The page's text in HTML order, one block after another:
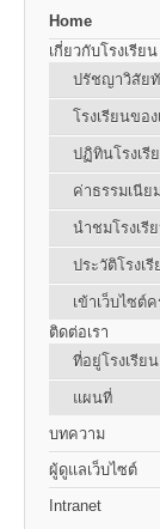
Home
เกี่ยวกับโรงเรียน
ปรัชญาวิสัย
โรงเรียนของ
ปฏิทินโรงเรี
ค่าธรรมเนีย
นำชมโรงเรี
ประวัติโรงเ
เข้าเว็บไซต์
ติดต่อเรา
ที่อยู่โรงเรียน
แผนที่
บทความ
ผู้ดูแลเว็บไซต์
Intranet